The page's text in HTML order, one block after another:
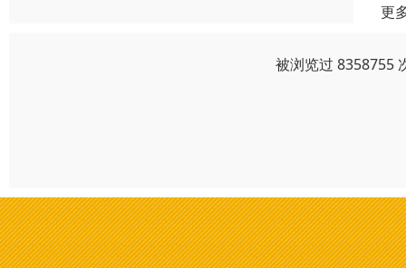
更
被浏览过 8358755